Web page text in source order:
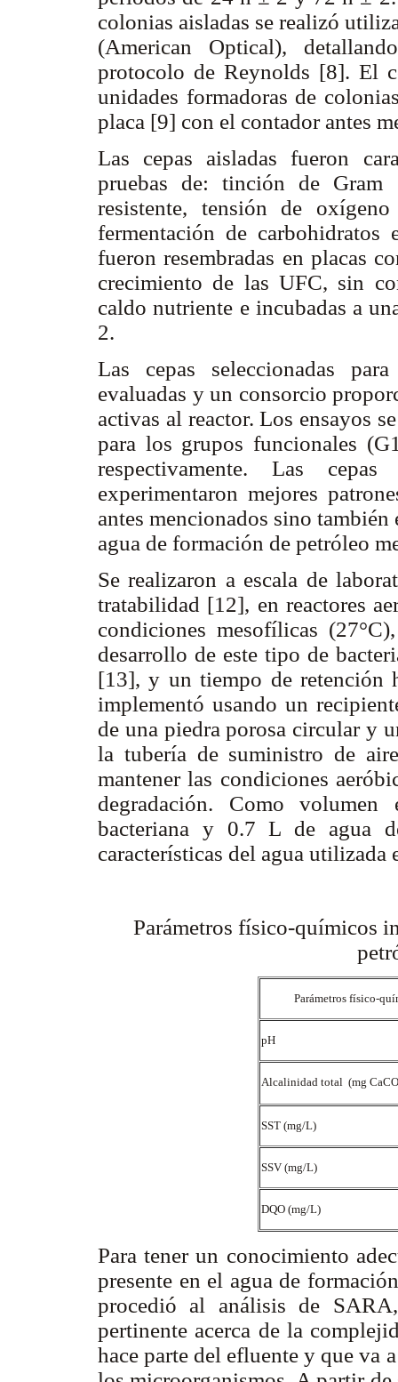
colonias aisladas se realizó
(American Optical),
protocolo de Reynolds [8]. El
unidades formadoras de
placa [9] con el contador antes
Las cepas aisladas fueron
pruebas de: tinción de Gram
resistente, tensión de
fermentación de
fueron resembradas en placas
crecimiento de las UFC, sin
caldo nutriente e incubadas a
2.
Las cepas seleccionadas
evaluadas y un consorcio
activas al reactor. Los ensayos
para los grupos funcionales
respectivamente. Las
experimentaron mejores
antes mencionados sino
agua de formación de petróleo
Se realizaron a escala de
tratabilidad [12], en reactores
condiciones mesofílicas
desarrollo de este tipo de
[13], y un tiempo de retención
implementó usando un
de una piedra porosa circular y
la tubería de suministro de
mantener las condiciones
degradación. Como
bacteriana y 0.7 L de agua
características del agua
Parámetros físico-químicos
Parámetros físico-
pH
Alcalinidad total (mg CaCO
SST (mg/L)
SSV (mg/L)
DQO (mg/L)
Para tener un conocimiento
presente en el agua de
procedió al análisis de
pertinente acerca de la
hace parte del efluente y que va